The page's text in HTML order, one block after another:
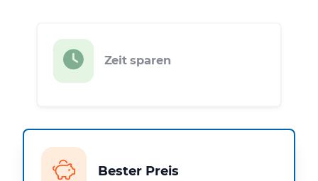
Zeit sparen
Bester Preis